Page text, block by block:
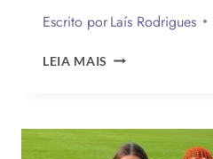
Escrito porLaís Rodrigues
LEIA MAIS ENQUETE:
NOVO
CHINELO